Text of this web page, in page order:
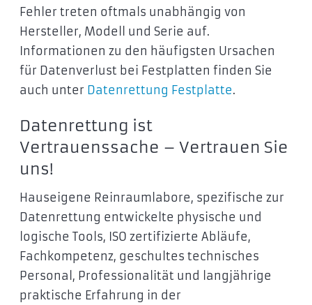
Fehler treten oftmals unabhängig von
Hersteller, Modell und Serie auf.
Informationen zu den häufigsten Ursachen
für Datenverlust bei Festplatten finden Sie
auch unter Datenrettung Festplatte.
Datenrettung ist
Vertrauenssache – Vertrauen Sie
uns!
Hauseigene Reinraumlabore, spezifische zur
Datenrettung entwickelte physische und
logische Tools, ISO zertifizierte Abläufe,
Fachkompetenz, geschultes technisches
Personal, Professionalität und langjährige
praktische Erfahrung in der